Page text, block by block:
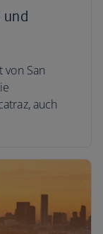
und
von San
auch